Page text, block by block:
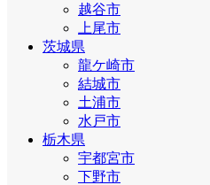
越谷市
上尾市
茨城県
龍ケ崎市
結城市
土浦市
水戸市
栃木県
宇都宮市
下野市